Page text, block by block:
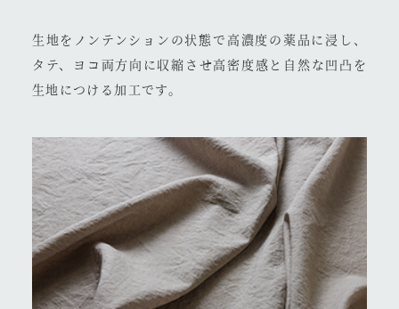
生地をノンテンションの状態で高濃度の薬品に浸し、
タテ、ヨコ両方向に収縮させ高密度感と自然な凹凸を
生地につける加工です。